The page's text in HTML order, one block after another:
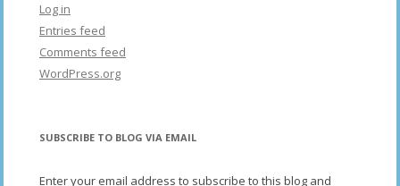
Log in
Entries feed
Comments feed
WordPress.org
SUBSCRIBE TO BLOG VIA EMAIL
Enter your email address to subscribe to this blog and